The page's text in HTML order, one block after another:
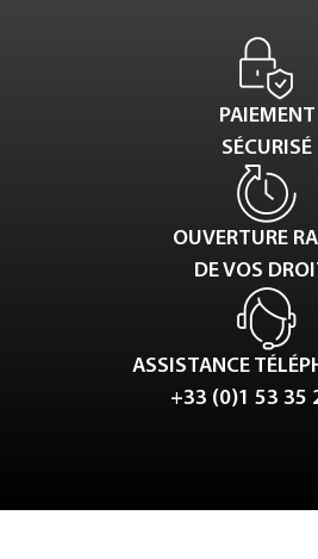
PAIEMENT
SÉCURISÉ
OUVERTURE
DE VOS
ASSISTANCE
+33 (0)1 53 35